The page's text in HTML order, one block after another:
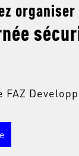
organiser
FAZ